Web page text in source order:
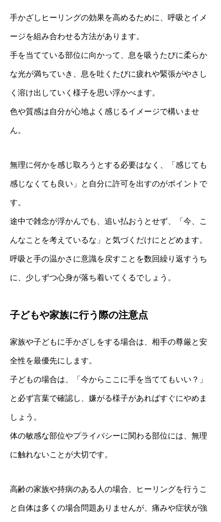
手かざしヒーリングの効果を高めるために、呼吸とイメ
ージを組み合わせる方法があります。
手を当てている部位に向かって、息を吸うたびに柔らか
な光が満ちていき、息を吐くたびに疲れや緊張がやさし
く溶け出していく様子を思い浮かべます。
色や質感は自分が心地よく感じるイメージで構いませ
ん。
無理に何かを感じ取ろうとする必要はなく、「感じても
感じなくても良い」と自分に許可を出すのがポイントで
す。
途中で雑念が浮かんでも、追い払おうとせず、「今、こ
んなことを考えているな」と気づくだけにとどめます。
呼吸と手の温かさに意識を戻すことを数回繰り返すうち
に、少しずつ心身が落ち着いてくるでしょう。
子どもや家族に行う際の注意点
家族や子どもに手かざしをする場合は、相手の尊厳と安
全性を最優先にします。
子どもの場合は、「今からここに手を当ててもいい？」
と必ず言葉で確認し、嫌がる様子があればすぐにやめま
しょう。
体の敏感な部位やプライバシーに関わる部位には、無理
に触れないことが大切です。
高齢の家族や持病のある人の場合、ヒーリングを行うこ
と自体は多くの場合問題ありませんが、痛みや症状が強